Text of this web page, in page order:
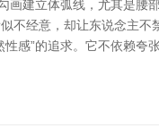
建立体弧线，尤其是
经意，却让东说念主
感”的追求。它不依赖夸